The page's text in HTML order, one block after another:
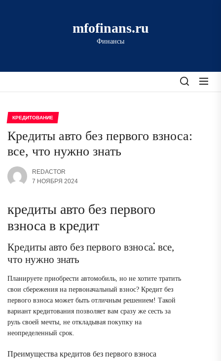
mfofinans.ru
Финансы
КРЕДИТОВАНИЕ
Кредиты авто без первого взноса:
все, что нужно знать
REDACTOR
7 НОЯБРЯ 2024
кредиты авто без первого
взноса в кредит
Кредиты авто без первого взноса⁚ все,
что нужно знать
Планируете приобрести автомобиль, но не хотите тратить
свои сбережения на первоначальный взнос? Кредит без
первого взноса может быть отличным решением! Такой
вариант кредитования позволяет вам сразу же сесть за
руль своей мечты, не откладывая покупку на
неопределенный срок.
Преимущества кредитов без первого взноса